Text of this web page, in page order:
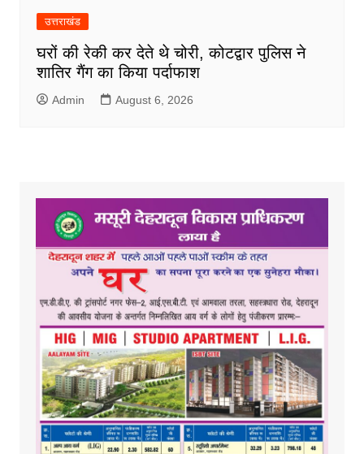
उत्तराखंड
घरों की रेकी कर देते थे चोरी, कोटद्वार पुलिस ने
शातिर गैंग का किया पर्दाफाश
Admin August 6, 2026